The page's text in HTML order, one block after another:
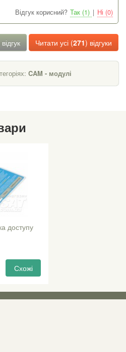
Відгук корисний? Так (1) | Ні (0)
Читати усі (271) відгуки
CAM - модулі
доступу
Схожі